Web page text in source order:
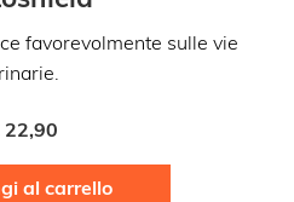
favorevolmente sulle vie
22,90
al carrello